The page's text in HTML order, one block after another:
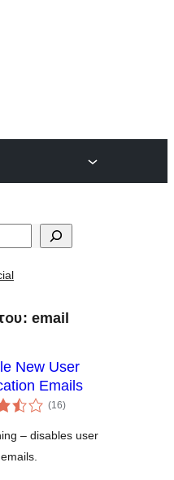
email
New User
Emails
(16αξιολογήσεις
σύνολο
)
– disables user